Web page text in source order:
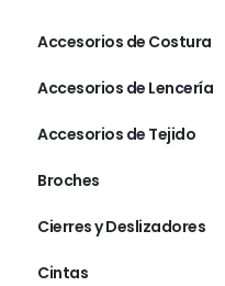
Accesorios de Costura
Accesorios de Lencería
Accesorios de Tejido
Broches
Cierres y Deslizadores
Cintas